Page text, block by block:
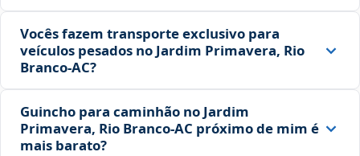
Vocês fazem transporte exclusivo para
veículos pesados no Jardim Primavera, Rio
Branco‑AC?
Guincho para caminhão no Jardim
Primavera, Rio Branco‑AC próximo de mim é
mais barato?